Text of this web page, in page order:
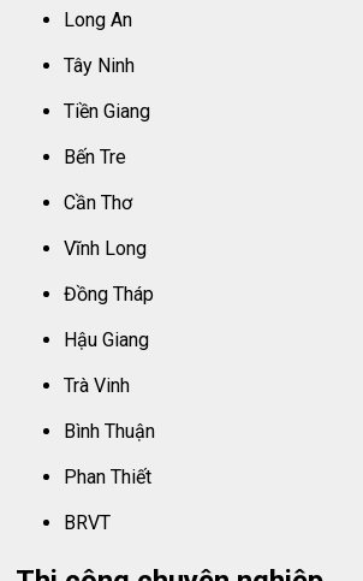
Long An
Tây Ninh
Tiền Giang
Bến Tre
Cần Thơ
Vĩnh Long
Đồng Tháp
Hậu Giang
Trà Vinh
Bình Thuận
Phan Thiết
BRVT